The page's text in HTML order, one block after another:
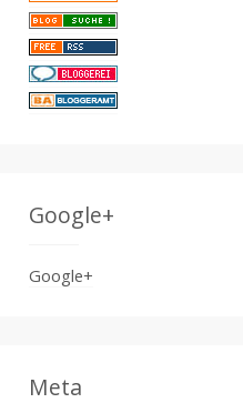
Google+
Google+
Meta